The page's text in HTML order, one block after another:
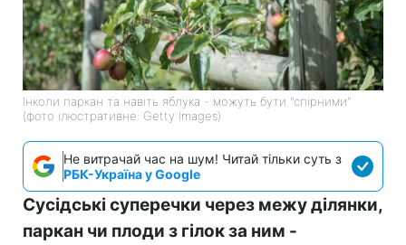
Інколи паркан та навіть яблука - можуть бути "спірними"
(фото ілюстративне: Getty Images)
Не витрачай час на шум! Читай тільки суть з
РБК-Україна у Google
Сусідські суперечки через межу ділянки,
паркан чи плоди з гілок за ним -